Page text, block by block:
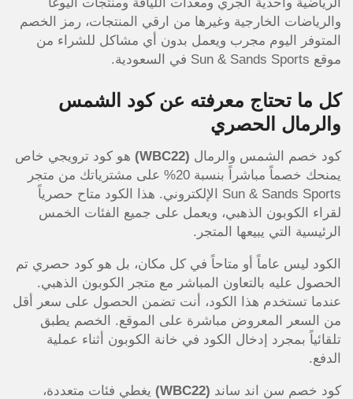
والرياضات الخارجية وغيرها من ارقي المنتجات، رمز الخصم
المتوفر اليوم مجرب ويعمل بدون أي مشاكل للشراء من
موقع Sun & Sands Sports في السعودية.
كل ما تحتاج معرفته عن كود الشمس
والرمال الحصري
كود خصم الشمس والرمال (WBC22)
هو كود ترويجي خاص
يمنحك خصماً مباشراً بنسبة 20% على مشترياتك من متجر
Sun & Sands Sports الإلكتروني. هذا الكود متاح حصرياً
لقراء الكوبون الذهبي، ويعمل على جميع الفئات الخمس
الرئيسية التي يبيعها المتجر.
الكود ليس عاماً أو متاحاً في كل مكان، بل هو كود حصري تم
الحصول عليه بالتعاون المباشر مع متجر الكوبون الذهبي.
عندما تستخدم هذا الكود، أنت تضمن الحصول على سعر أقل
من السعر المعروض مباشرة على الموقع. الخصم يطبق
تلقائياً بمجرد إدخال الكود في خانة الكوبون أثناء عملية
الدفع.
كود خصم سن اند ساند (WBC22)
يغطي فئات متعددة،